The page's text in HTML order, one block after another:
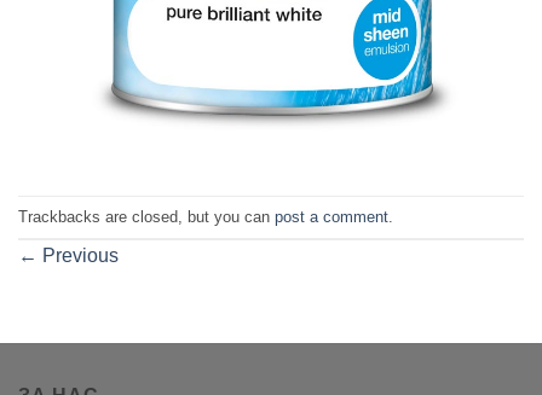
Trackbacks are closed, but you can post a comment
← Previous